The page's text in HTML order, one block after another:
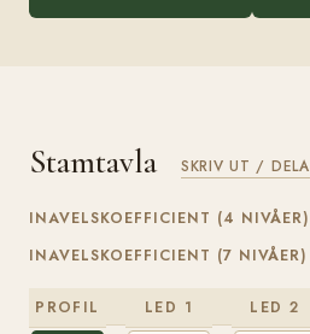
Stamtavla SKRIV UT / DELA
INAVELSKOEFFICIENT (4 NIVÅER)
INAVELSKOEFFICIENT (7 NIVÅER)
PROFIL LED 1 LED 2